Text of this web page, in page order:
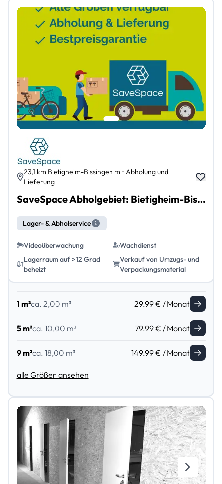
23,1 km Bietigheim-Bissingen mit Abholung und
Lieferung
SaveSpace Abholgebiet: Bietigheim-Bissingen mit Abholung und Lieferung
Lager- & Abholservice
Videoüberwachung
Wachdienst
Lagerraum auf >12 Grad
beheizt
Verkauf von Umzugs- und
Verpackungsmaterial
1 m²ca. 2,00 m³ 29.99 € / Monat
5 m²ca. 10,00 m³ 79.99 € / Monat
9 m²ca. 18,00 m³ 149.99 € / Monat
alle Größen ansehen